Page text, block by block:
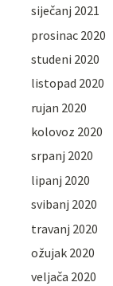
siječanj 2021
prosinac 2020
studeni 2020
listopad 2020
rujan 2020
kolovoz 2020
srpanj 2020
lipanj 2020
svibanj 2020
travanj 2020
ožujak 2020
veljača 2020